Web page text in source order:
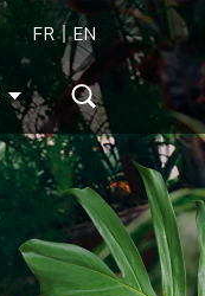
FR EN